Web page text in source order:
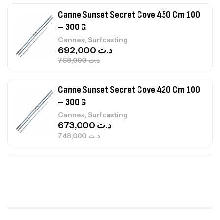
Canne Sunset Secret Cove 420 Cm 100
– 300 G
Cannes,Surfcasting
د.ت673,000
Canne Jigging Sunset Massive Attack
1.83m 120/250gr 30kg
Cannes,Jigging
د.ت340,000